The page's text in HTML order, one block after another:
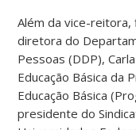
Além da vice-
diretora do
Pessoas (DDP),
Educação Básica da
Educação Básica
presidente do